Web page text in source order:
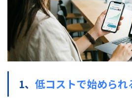
1、 低コストで始められ